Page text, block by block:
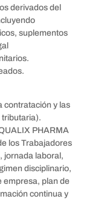
derivados del
suplementos
contratación y las
tributaria).
PHARMA
los Trabajadores
jornada laboral,
disciplinario,
empresa, plan de
continua y